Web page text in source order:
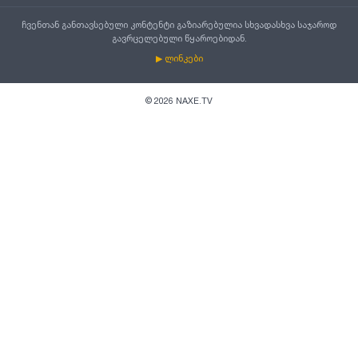
ჩვენთან განთავსებული კონტენტი გაზიარებულია სხვადასხვა საჯაროდ
გავრცელებული წყაროებიდან.
▶ ლინკები
© 2026 NAXE.TV